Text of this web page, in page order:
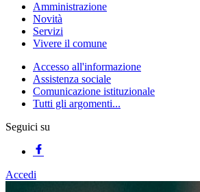
Amministrazione
Novità
Servizi
Vivere il comune
Accesso all'informazione
Assistenza sociale
Comunicazione istituzionale
Tutti gli argomenti...
Seguici su
Accedi